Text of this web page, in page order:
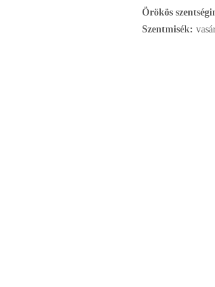
Örökös
Szentmisék: